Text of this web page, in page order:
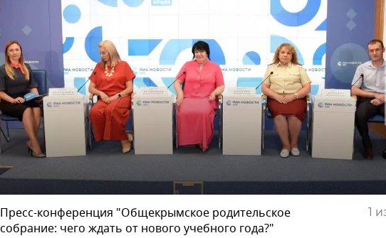
1
Пресс-конференция "Общекрымское родительское
собрание: чего ждать от нового учебного года?"